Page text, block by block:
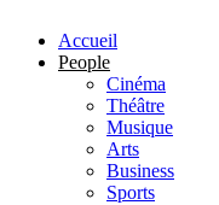
Accueil
People
Cinéma
Théâtre
Musique
Arts
Business
Sports